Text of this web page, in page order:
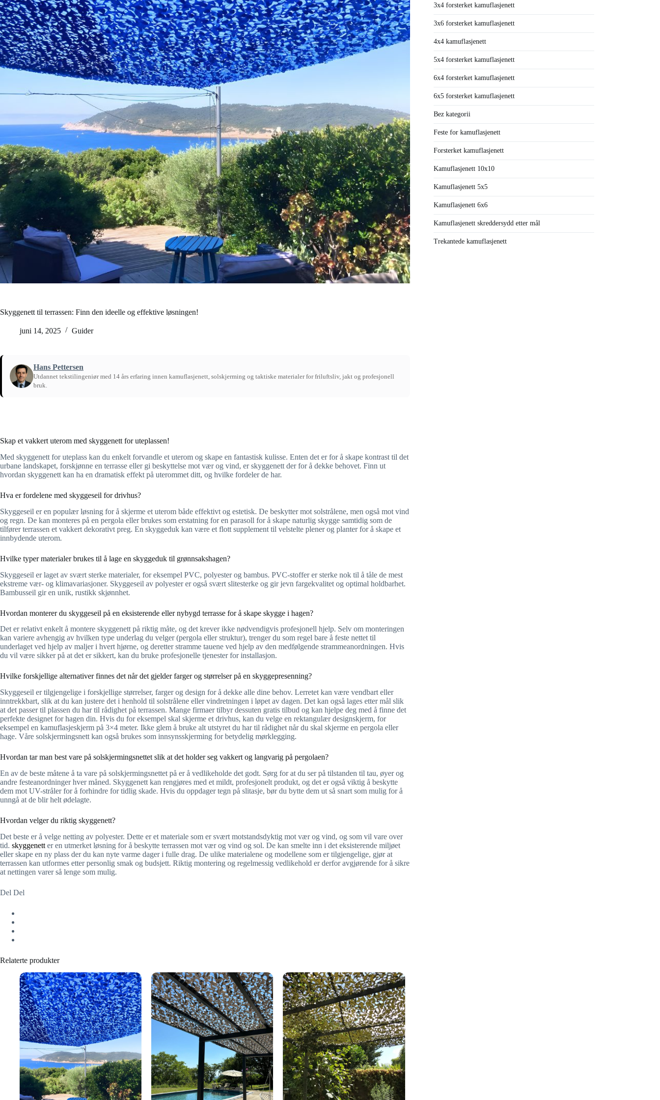
Skyggenett til terrassen: Finn den ideelle og effektive løsningen!
juni 14, 2025 Guider
Hans Pettersen
Utdannet tekstilingeniør med 14 års erfaring innen kamuflasjenett, solskjerming og taktiske materialer for friluftsliv, jakt og profesjonell
bruk.
Skap et vakkert uterom med skyggenett for uteplassen!
Med skyggenett for uteplass kan du enkelt forvandle et uterom og skape en fantastisk kulisse. Enten det er for å skape kontrast til det
urbane landskapet, forskjønne en terrasse eller gi beskyttelse mot vær og vind, er skyggenett der for å dekke behovet. Finn ut
hvordan skyggenett kan ha en dramatisk effekt på uterommet ditt, og hvilke fordeler de har.
Hva er fordelene med skyggeseil for drivhus?
Skyggeseil er en populær løsning for å skjerme et uterom både effektivt og estetisk. De beskytter mot solstrålene, men også mot vind
og regn. De kan monteres på en pergola eller brukes som erstatning for en parasoll for å skape naturlig skygge samtidig som de
tilfører terrassen et vakkert dekorativt preg. En skyggeduk kan være et flott supplement til velstelte plener og planter for å skape et
innbydende uterom.
Hvilke typer materialer brukes til å lage en skyggeduk til grønnsakshagen?
Skyggeseil er laget av svært sterke materialer, for eksempel PVC, polyester og bambus. PVC-stoffer er sterke nok til å tåle de mest
ekstreme vær- og klimavariasjoner. Skyggeseil av polyester er også svært slitesterke og gir jevn fargekvalitet og optimal holdbarhet.
Bambusseil gir en unik, rustikk skjønnhet.
Hvordan monterer du skyggeseil på en eksisterende eller nybygd terrasse for å skape skygge i hagen?
Det er relativt enkelt å montere skyggenett på riktig måte, og det krever ikke nødvendigvis profesjonell hjelp. Selv om monteringen
kan variere avhengig av hvilken type underlag du velger (pergola eller struktur), trenger du som regel bare å feste nettet til
underlaget ved hjelp av maljer i hvert hjørne, og deretter stramme tauene ved hjelp av den medfølgende strammeanordningen. Hvis
du vil være sikker på at det er sikkert, kan du bruke profesjonelle tjenester for installasjon.
Hvilke forskjellige alternativer finnes det når det gjelder farger og størrelser på en skyggepresenning?
Skyggeseil er tilgjengelige i forskjellige størrelser, farger og design for å dekke alle dine behov. Lerretet kan være vendbart eller
inntrekkbart, slik at du kan justere det i henhold til solstrålene eller vindretningen i løpet av dagen. Det kan også lages etter mål slik
at det passer til plassen du har til rådighet på terrassen. Mange firmaer tilbyr dessuten gratis tilbud og kan hjelpe deg med å finne det
perfekte designet for hagen din. Hvis du for eksempel skal skjerme et drivhus, kan du velge en rektangulær designskjerm, for
eksempel en kamuflasjeskjerm på 3×4 meter. Ikke glem å bruke alt utstyret du har til rådighet når du skal skjerme en pergola eller
hage. Våre solskjermingsnett kan også brukes som innsynsskjerming for betydelig mørklegging.
Hvordan tar man best vare på solskjermingsnettet slik at det holder seg vakkert og langvarig på pergolaen?
En av de beste måtene å ta vare på solskjermingsnettet på er å vedlikeholde det godt. Sørg for at du ser på tilstanden til tau, øyer og
andre festeanordninger hver måned. Skyggenett kan rengjøres med et mildt, profesjonelt produkt, og det er også viktig å beskytte
dem mot UV-stråler for å forhindre for tidlig skade. Hvis du oppdager tegn på slitasje, bør du bytte dem ut så snart som mulig for å
unngå at de blir helt ødelagte.
Hvordan velger du riktig skyggenett?
Det beste er å velge netting av polyester. Dette er et materiale som er svært motstandsdyktig mot vær og vind, og som vil vare over
tid. skyggenett er en utmerket løsning for å beskytte terrassen mot vær og vind og sol. De kan smelte inn i det eksisterende miljøet
eller skape en ny plass der du kan nyte varme dager i fulle drag. De ulike materialene og modellene som er tilgjengelige, gjør at
terrassen kan utformes etter personlig smak og budsjett. Riktig montering og regelmessig vedlikehold er derfor avgjørende for å sikre
at nettingen varer så lenge som mulig.
Del Del
Relaterte produkter
3x4 forsterket kamuflasjenett
3x6 forsterket kamuflasjenett
4x4 kamuflasjenett
5x4 forsterket kamuflasjenett
6x4 forsterket kamuflasjenett
6x5 forsterket kamuflasjenett
Bez kategorii
Feste for kamuflasjenett
Forsterket kamuflasjenett
Kamuflasjenett 10x10
Kamuflasjenett 5x5
Kamuflasjenett 6x6
Kamuflasjenett skreddersydd etter mål
Trekantede kamuflasjenett